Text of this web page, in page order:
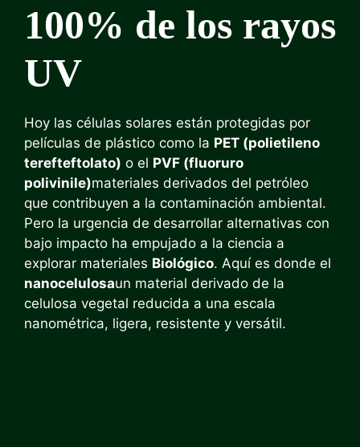
100% de los rayos
UV
Hoy las células solares están protegidas por
películas de plástico como la PET (polietileno
terefteftolato) o el PVF (fluoruro
polivinile)materiales derivados del petróleo
que contribuyen a la contaminación ambiental.
Pero la urgencia de desarrollar alternativas con
bajo impacto ha empujado a la ciencia a
explorar materiales Biológico. Aquí es donde el
nanocelulosaun material derivado de la
celulosa vegetal reducida a una escala
nanométrica, ligera, resistente y versátil.